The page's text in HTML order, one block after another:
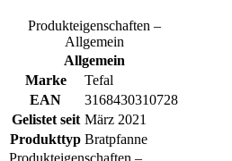
Produkteigenschaften –
Allgemein
Allgemein
Marke
Tefal
EAN
3168430310728
Gelistet seit März 2021
Produkttyp Bratpfanne
Produkteigenschaften –